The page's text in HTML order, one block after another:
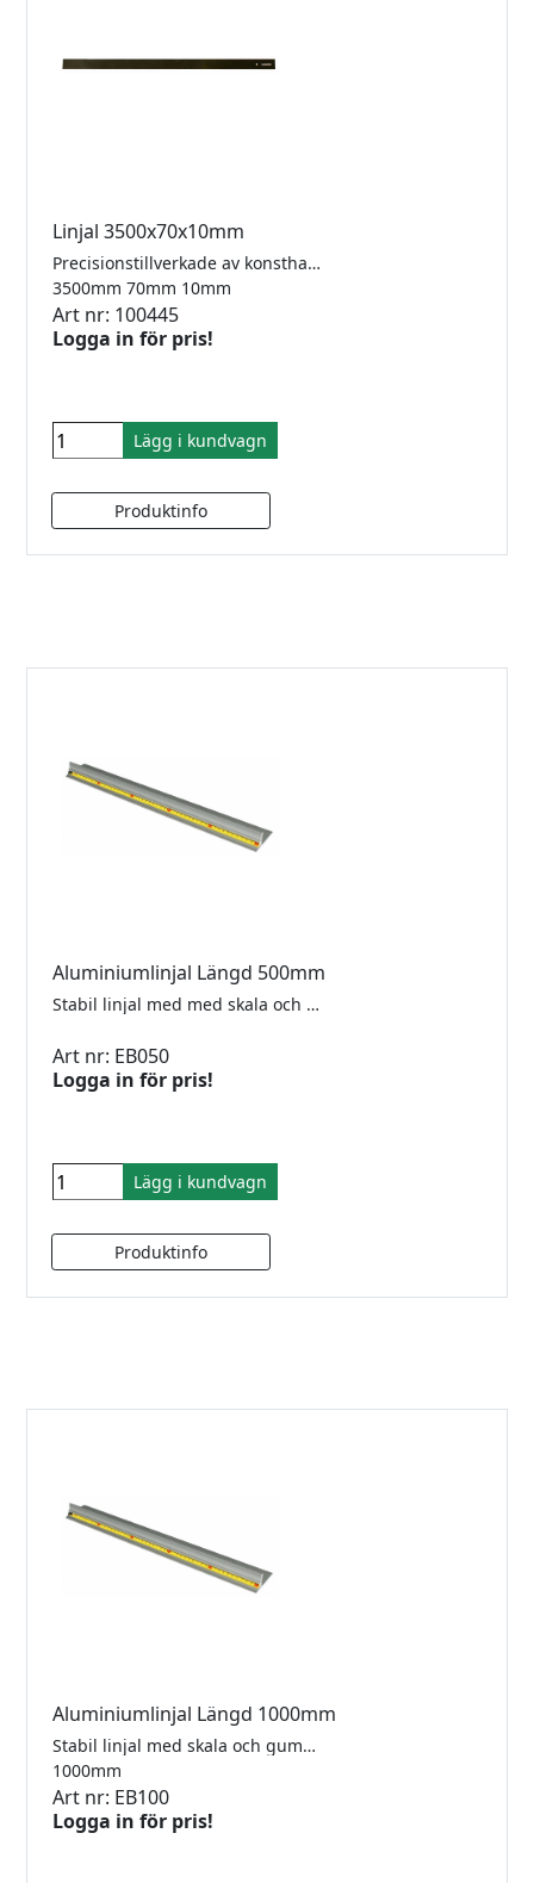
Linjal 3500x70x10mm
Precisionstillverkade av konsthartsplattor.
3500mm 70mm 10mm
Art nr: 100445
Logga in för pris!
Lägg i kundvagn
Aluminiumlinjal Längd 500mm
Stabil linjal med med skala och gummiklädd undersida.
Art nr: EB050
Logga in för pris!
Lägg i kundvagn
Aluminiumlinjal Längd 1000mm
Stabil linjal med skala och gummiklädd undersida.
1000mm
Art nr: EB100
Logga in för pris!